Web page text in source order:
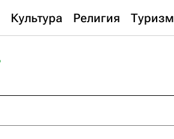
Культура Религия Туризм